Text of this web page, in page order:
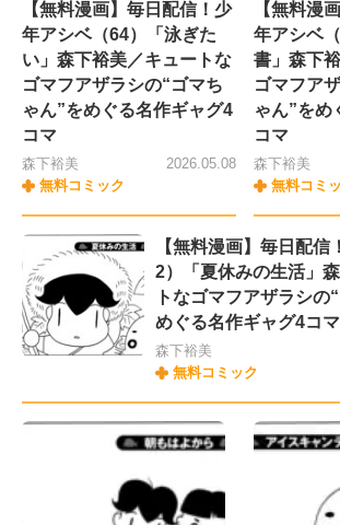
【無料漫画】毎日配信！少
年アシベ（64）「泳ぎた
い」森下裕美／キュートな
ゴマフアザラシの“ゴマち
ゃん”をめぐる名作ギャグ4
コマ
森下裕美
無料コミック
2026.05.08
【無料漫
年アシベ
書」森下
ゴマフア
ゃん”をめ
コマ
森下裕美
無料コミ
【無料漫画】毎日配
2）「夏休みの生活」
トなゴマフアザラシの
めぐる名作ギャグ4コマ
森下裕美
無料コミック